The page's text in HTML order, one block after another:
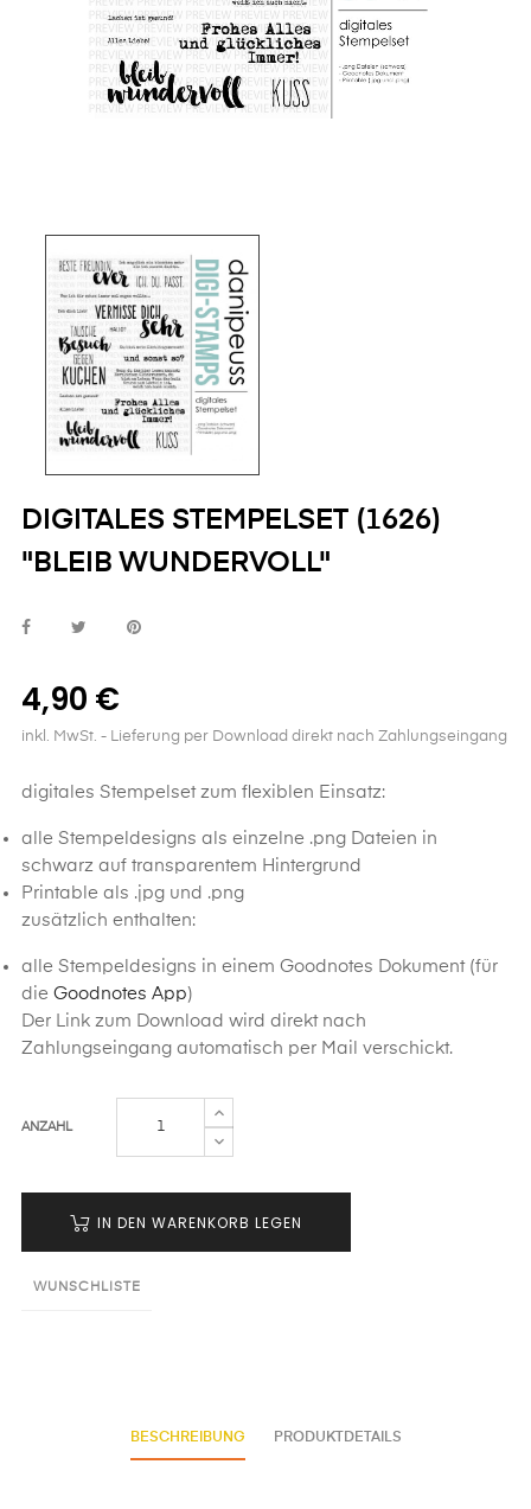
DIGITALES STEMPELSET (1626)
"BLEIB WUNDERVOLL"
4,90 €
inkl. MwSt. - Lieferung per Download direkt nach Zahlungseingang
digitales Stempelset zum flexiblen Einsatz:
alle Stempeldesigns als einzelne .png Dateien in
schwarz auf transparentem Hintergrund
Printable als .jpg und .png
zusätzlich enthalten:
alle Stempeldesigns in einem Goodnotes Dokument (für
die Goodnotes App)
Der Link zum Download wird direkt nach
Zahlungseingang automatisch per Mail verschickt.
ANZAHL
IN DEN WARENKORB LEGEN
WUNSCHLISTE
BESCHREIBUNG PRODUKTDETAILS